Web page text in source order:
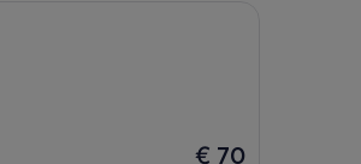
De
€ 70